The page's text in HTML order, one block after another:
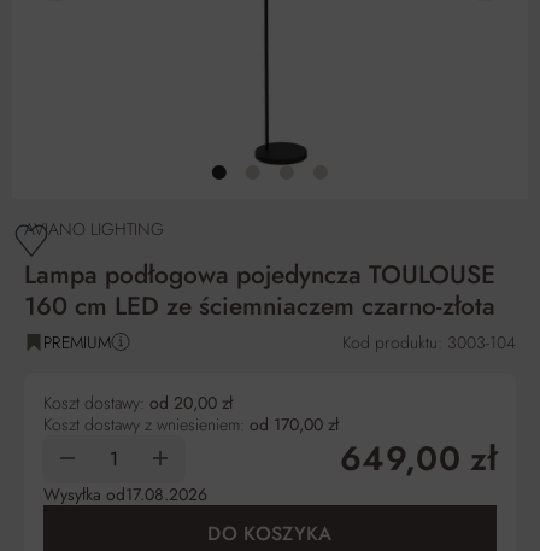
AVIANO LIGHTING
Lampa podłogowa pojedyncza TOULOUSE
160 cm LED ze ściemniaczem czarno-złota
PREMIUM Kod produktu: 3003-104
Koszt dostawy: od 20,00 zł
Koszt dostawy z wniesieniem: od 170,00 zł
649,00 zł
Wysyłka od17.08.2026
DO KOSZYKA